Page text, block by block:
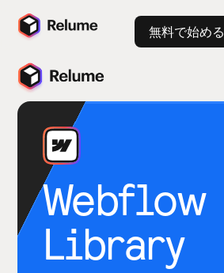
無料で始める
Webflow
Library